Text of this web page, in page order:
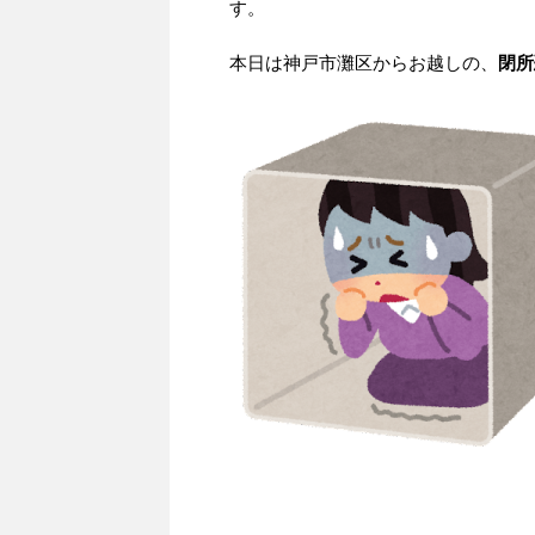
す。
本日は神戸市灘区からお越しの、 閉